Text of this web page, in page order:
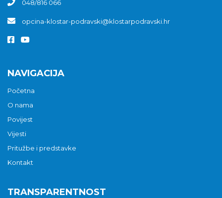
048/816 066
opcina-klostar-podravski@klostarpodravski.hr
NAVIGACIJA
Početna
O nama
Povijest
Vijesti
Pritužbe i predstavke
Kontakt
TRANSPARENTNOST